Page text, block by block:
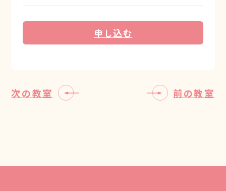
申し込む
次の教室 前の教室